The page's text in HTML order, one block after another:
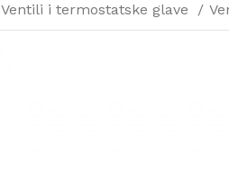
Ventili i termostatske glave